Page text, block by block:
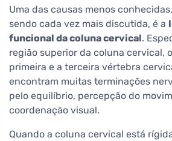
Uma das causas menos
sendo cada vez mais discutida, é a
funcional da coluna cervical.
região superior da coluna cervical,
primeira e a terceira vértebra
encontram muitas terminações
pelo equilíbrio, percepção do
coordenação visual.
Quando a coluna cervical está